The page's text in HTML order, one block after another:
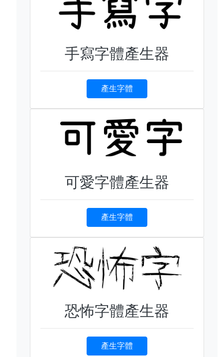
手寫字體產生器
產生字體
可愛字體產生器
產生字體
恐怖字體產生器
產生字體